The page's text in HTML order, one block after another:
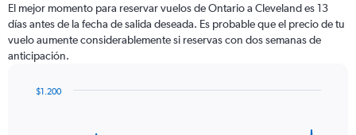
El mejor momento para reservar vuelos de Ontario a Cleveland es 13
días antes de la fecha de salida deseada. Es probable que el precio de tu
vuelo aumente considerablemente si reservas con dos semanas de
anticipación.
$1.200